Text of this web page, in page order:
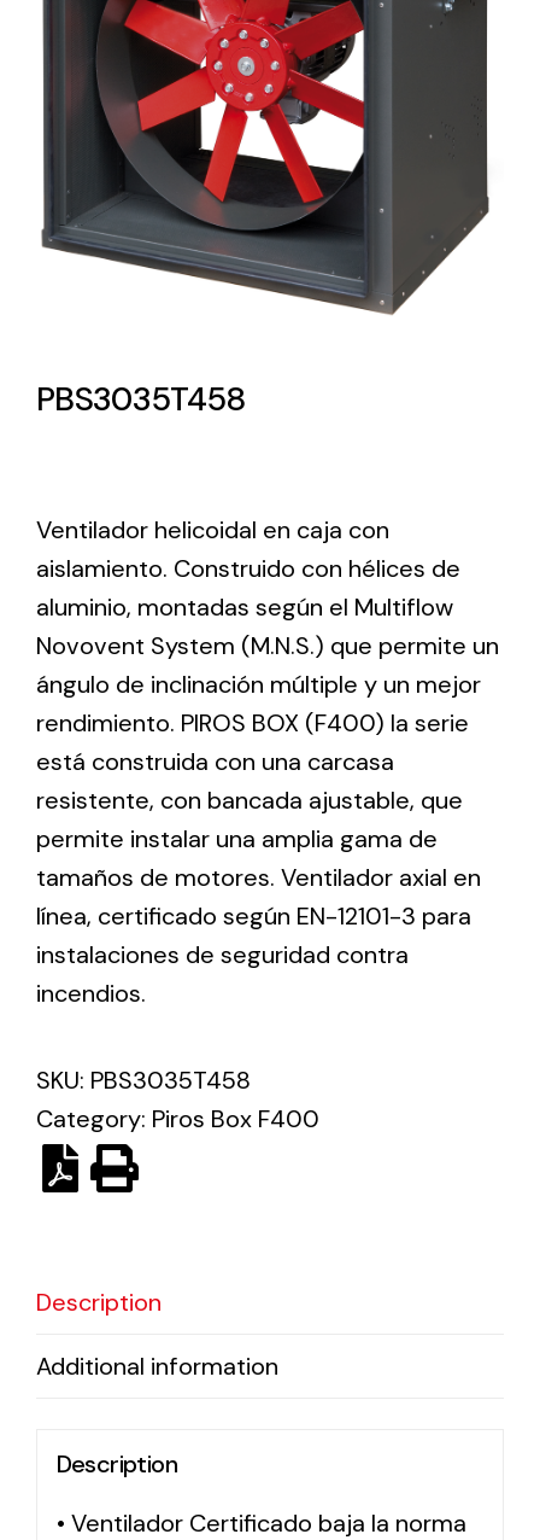
Lighting and Electrical
Equipment
Complete solutions in lighting and electrical
material for each project and need
Amplia gama de ventiladores y equipos de
Ventilation
The incorporation of Novovent into the group
meant a greater offer of ventilation products for
different uses
Iluminación Solar
Variedad de soluciones solares para todo tipo
de necesidades.
Solar lighting
Variety of solar solutions for all kinds of needs.
PBS3035T458
Ventilador helicoidal en caja con
aislamiento. Construido con hélices de
aluminio, montadas según el Multiflow
Novovent System (M.N.S.) que permite un
ángulo de inclinación múltiple y un mejor
rendimiento. PIROS BOX (F400) la serie
está construida con una carcasa
resistente, con bancada ajustable, que
permite instalar una amplia gama de
tamaños de motores. Ventilador axial en
línea, certificado según EN-12101-3 para
instalaciones de seguridad contra
incendios.
SKU: PBS3035T458
Category: Piros Box F400
Description
Additional information
Description
• Ventilador Certificado baja la norma